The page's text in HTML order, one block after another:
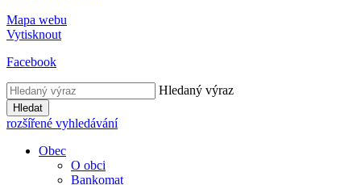
Mapa webu
Vytisknout
Facebook
Hledaný výraz
Hledat
rozšířené vyhledávání
Obec
O obci
Bankomat